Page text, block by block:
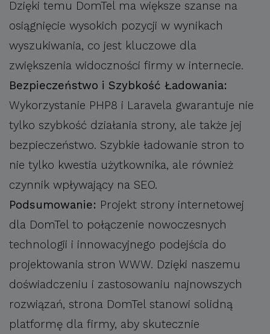
Dzięki temu DomTel ma większe szanse na
osiągnięcie wysokich pozycji w wynikach
wyszukiwania, co jest kluczowe dla
zwiększenia widoczności firmy w internecie.
Bezpieczeństwo i Szybkość Ładowania:
Wykorzystanie PHP8 i Laravela gwarantuje nie
tylko szybkość działania strony, ale także jej
bezpieczeństwo. Szybkie ładowanie stron to
nie tylko kwestia użytkownika, ale również
czynnik wpływający na SEO.
Podsumowanie: Projekt strony internetowej
dla DomTel to połączenie nowoczesnych
technologii i innowacyjnego podejścia do
projektowania stron WWW. Dzięki naszemu
doświadczeniu i zastosowaniu najnowszych
rozwiązań, strona DomTel stanowi solidną
platformę dla firmy, aby skutecznie